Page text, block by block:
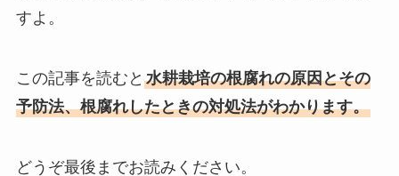
すよ。
この記事を読むと 水耕栽培の根腐れの原因とその
予防法、根腐れしたときの対処法がわかります。
どうぞ最後までお読みください。